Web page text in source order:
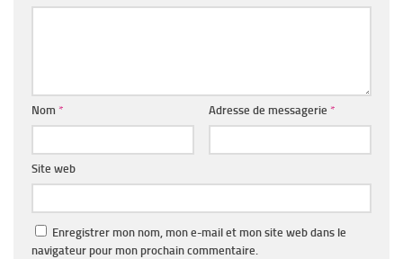
Nom * Adresse de messagerie *
Site web
Enregistrer mon nom, mon e-mail et mon site web dans le
navigateur pour mon prochain commentaire.